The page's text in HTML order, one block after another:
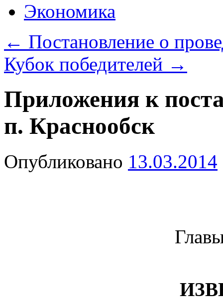
Экономика
← Постановление о
Кубок победителей →
Приложения к
п. Краснообск
Опубликовано 13.03.2014